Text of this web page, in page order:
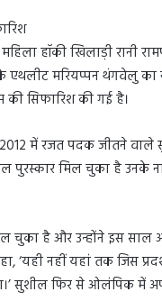
हॉकी खिलाड़ी रानी
मरियप्पन थंगवेलु का
सिफारिश की गई है।
में रजत पदक जीतने वाले
पुरस्कार मिल चुका है उनके
चुका है और उन्होंने इस
‘यही नहीं यहां तक जिस
सुशील फिर से ओलंपिक में